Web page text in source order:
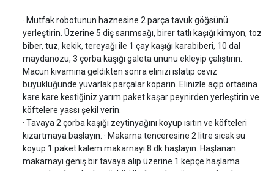
· Mutfak robotunun haznesine 2 parça tavuk göğsünü
yerleştirin. Üzerine 5 diş sarımsağı, birer tatlı kaşığı kimyon, toz
biber, tuz, kekik, tereyağı ile 1 çay kaşığı karabiberi, 10 dal
maydanozu, 3 çorba kaşığı galeta ununu ekleyip çalıştırın.
Macun kıvamına geldikten sonra elinizi ıslatıp ceviz
büyüklüğünde yuvarlak parçalar koparın. Elinizle açıp ortasına
kare kare kestiğiniz yarım paket kaşar peynirden yerleştirin ve
köftelere yassı şekil verin.
· Tavaya 2 çorba kaşığı zeytinyağını koyup ısıtın ve köfteleri
kızartmaya başlayın. · Makarna tenceresine 2 litre sıcak su
koyup 1 paket kalem makarnayı 8 dk haşlayın. Haşlanan
makarnayı geniş bir tavaya alıp üzerine 1 kepçe haşlama